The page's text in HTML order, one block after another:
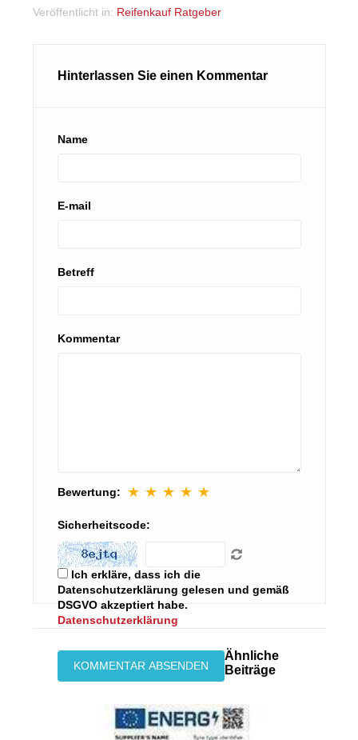
Veröffentlicht in: Reifenkauf Ratgeber
Hinterlassen Sie einen Kommentar
Name
E-mail
Betreff
Kommentar
Bewertung: ★ ★ ★ ★ ★
Sicherheitscode:
Ich erkläre, dass ich die
Datenschutzerklärung gelesen und gemäß
DSGVO akzeptiert habe.
Datenschutzerklärung
Ähnliche
Beiträge